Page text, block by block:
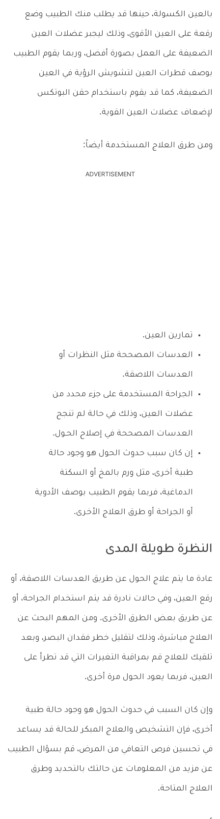
بالعين الكسولة، حينها قد يطلب منك الطبيب وضع
رقعة على العين الأقوى، وذلك ليجبر عضلات العين
الضعيفة على العمل بصورة أفضل، وربما يقوم الطبيب
بوصف قطرات العين لتشويش الرؤية في العين
الضعيفة، كما قد يقوم باستخدام حقن البوتكس
لإضعاف عضلات العين القوية.
ومن طرق العلاج المستخدمة أيضاً:
ADVERTISEMENT
تمارين العين.
العدسات المصححة مثل النظرات أو
العدسات اللاصقة.
الجراحة المستخدمة على جزء محدد من
عضلات العين، وذلك في حالة لم تنجح
العدسات المصححة في إصلاح الحـول.
إن كان سبب حدوث الحول هو وجود حالة
طبية أخرى، مثل ورم بالمخ أو السكتة
الدماغية، فربما يقوم الطبيب بوصف الأدوية
أو الجراحة أو طرق العلاج الأخرى.
النظرة طويلة المدى
عادة ما يتم علاج الحول عن طريق العدسات اللاصقة، أو
رقع العين، وفي حالات نادرة قد يتم استخدام الجراحة، أو
عن طريق بعض الطرق الأخرى. ومن المهم البحث عن
العلاج مباشرة، وذلك لتقليل خطر فقدان البصر، وبعد
تلقيك للعلاج قم بمراقبة التغيرات التي قد تطرأ على
العين، فربما يعود الحول مرة أخرى.
وإن كان السبب في حدوث الحول هو وجود حالة طبية
أخرى، فإن التشخيص والعلاج المبكر للحالة قد يساعد
في تحسين فرص التعافي من المرض، قم بسؤال الطبيب
عن مزيد من المعلومات عن حالتك بالتحديد وطرق
العلاج المتاحة.